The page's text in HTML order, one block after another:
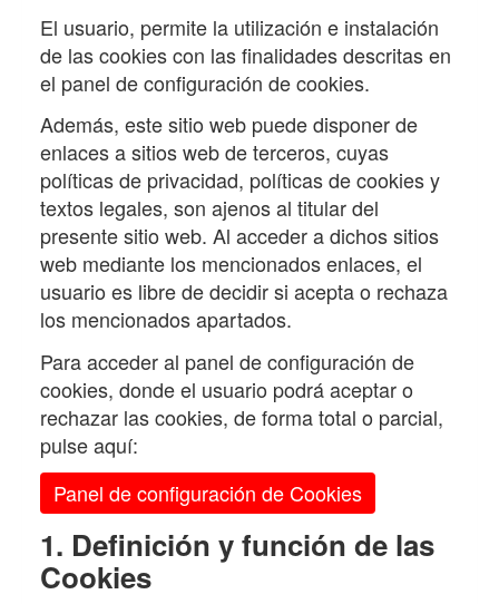
El usuario, permite la utilización e instalación
de las cookies con las finalidades descritas en
el panel de configuración de cookies.
Además, este sitio web puede disponer de
enlaces a sitios web de terceros, cuyas
políticas de privacidad, políticas de cookies y
textos legales, son ajenos al titular del
presente sitio web. Al acceder a dichos sitios
web mediante los mencionados enlaces, el
usuario es libre de decidir si acepta o rechaza
los mencionados apartados.
Para acceder al panel de configuración de
cookies, donde el usuario podrá aceptar o
rechazar las cookies, de forma total o parcial,
pulse aquí:
Panel de configuración de Cookies
1. Definición y función de las
Cookies